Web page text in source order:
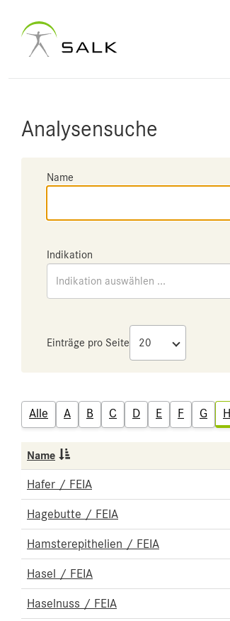
Analysensuche
Name
Indikation
Indikation auswählen ...
Einträge pro Seite
Alle A B C D E F G H
Name
Hafer / FEIA
Hagebutte / FEIA
Hamsterepithelien / FEIA
Hasel / FEIA
Haselnuss / FEIA